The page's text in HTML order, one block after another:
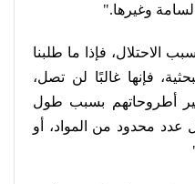
وغيرها".
الاحتلال، فإذا ما طلبنا
فإنها غالبًا لن تصل،
أطروحاتهم بسبب طول
عدد محدود من المواد، أو